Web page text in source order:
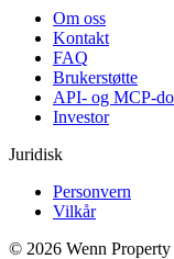
Om oss
Kontakt
FAQ
Brukerstøtte
API- og MCP-
Investor
Juridisk
Personvern
Vilkår
© 2026 Wenn